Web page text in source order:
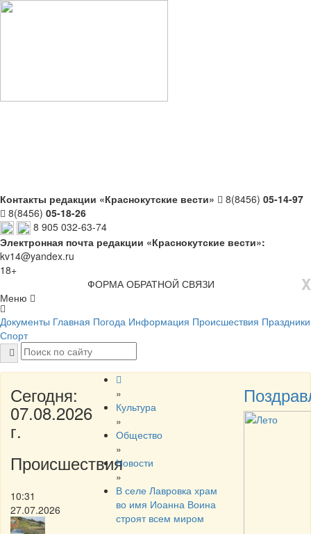
Контакты редакции «Краснокутские вести» 8(8456) 05-14-97
8(8456) 05-18-26
8 905 032-63-74
Электронная почта редакции «Краснокутские вести»:
kv14@yandex.ru
18+
X
ФОРМА ОБРАТНОЙ СВЯЗИ
Меню
Документы Главная Погода Информация Происшествия Праздники
Спорт
Сегодня:
07.08.2026
г.
Происшествия
10:31
27.07.2026
»
Культура
»
Общество
»
Новости
»
В селе Лавровка храм
во имя Иоанна Воина
строят всем миром